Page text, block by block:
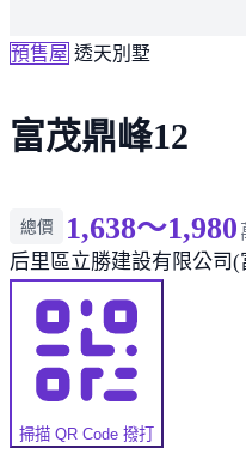
預售屋 透天別墅
富茂鼎峰12
總價 1,638～1,980
后里區立勝建設有限公司(
掃描 QR Code 撥打